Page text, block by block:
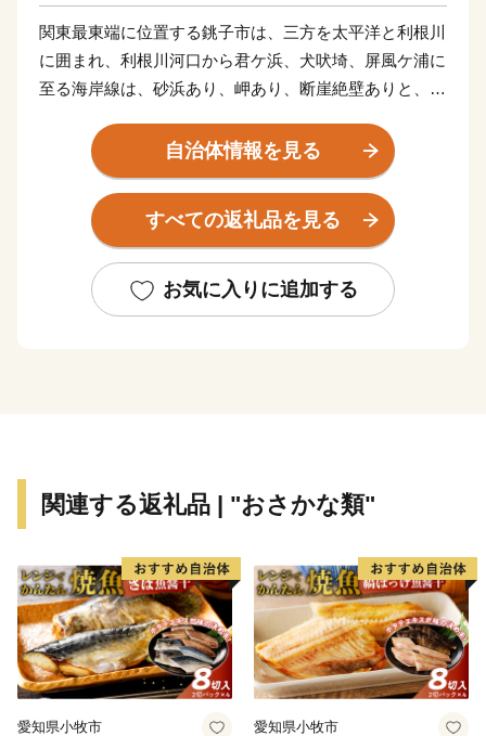
関東最東端に位置する銚子市は、三方を太平洋と利根川
に囲まれ、利根川河口から君ケ浜、犬吠埼、屏風ケ浦に
至る海岸線は、砂浜あり、岬あり、断崖絶壁ありと、変
また、水揚げ量が全国でもトップレベルを誇る銚子漁
港、「夏涼しく、冬暖かい」気候を活かした農業、歴史
と伝統を実感できる醤油工場、さらには、これらの産業
基盤から産出される豊富で新鮮な食材や特産品を備える
鮮魚、干物、お肉、農作物、醤油、煎餅、加工品、工芸
どうぞお気軽にお問合せください。
【オンラインワンストップ特例申請の利用がおすすめ】
オンラインワンストップ特例申請は、確定申告不要で寄
自治体情報を見る
すべての返礼品を見る
お気に入りに追加する
関連する返礼品 | "おさかな類"
愛知県小牧市 愛知県小牧市